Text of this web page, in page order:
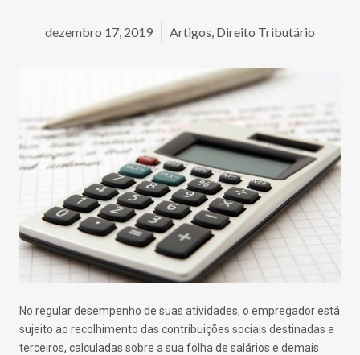
dezembro 17, 2019 Artigos, Direito Tributário
No regular desempenho de suas atividades, o empregador está
sujeito ao recolhimento das contribuições sociais destinadas a
terceiros, calculadas sobre a sua folha de salários e demais